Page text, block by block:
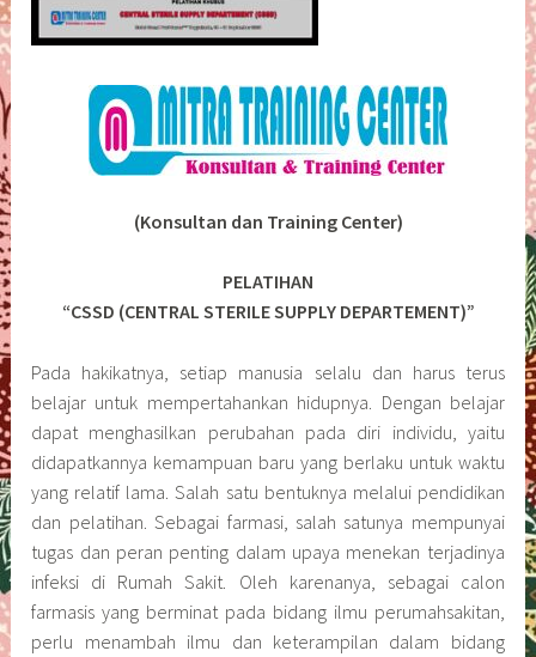
(Konsultan dan Training Center)
PELATIHAN
“CSSD (CENTRAL STERILE SUPPLY DEPARTEMENT)”
Pada hakikatnya, setiap manusia selalu dan harus terus
belajar untuk mempertahankan hidupnya. Dengan belajar
dapat menghasilkan perubahan pada diri individu, yaitu
didapatkannya kemampuan baru yang berlaku untuk waktu
yang relatif lama. Salah satu bentuknya melalui pendidikan
dan pelatihan. Sebagai farmasi, salah satunya mempunyai
tugas dan peran penting dalam upaya menekan terjadinya
infeksi di Rumah Sakit. Oleh karenanya, sebagai calon
farmasis yang berminat pada bidang ilmu perumahsakitan,
perlu menambah ilmu dan keterampilan dalam bidang